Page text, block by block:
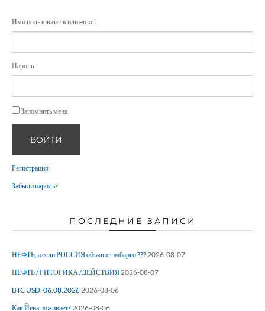
Имя пользователя или email
Пароль
Запомнить меня
ВОЙТИ
Регистрация
Забыли пароль?
ПОСЛЕДНИЕ ЗАПИСИ
НЕФТЬ, а если РОССИЯ объявит эмбарго ???2026-08-07
НЕФТЬ / РИТОРИКА /ДЕЙСТВИЯ2026-08-07
BTC USD, 06.08.20262026-08-06
Как Йена поживает?2026-08-06